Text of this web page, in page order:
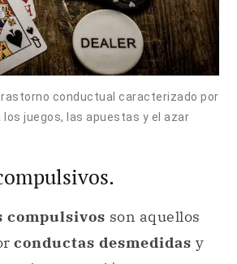
conductual caracterizado por
los juegos, las apuestas y el azar
compulsivos son aquellos
conductas desmedidas y